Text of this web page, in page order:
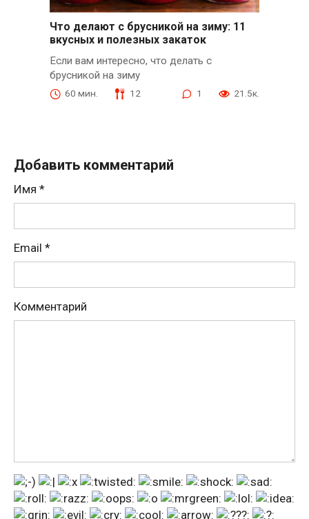
Что делают с брусникой на зиму: 11
вкусных и полезных закаток
Если вам интересно, что делать с
брусникой на зиму
60 мин. 12 1 21.5к.
Добавить комментарий
Имя *
Email *
Комментарий